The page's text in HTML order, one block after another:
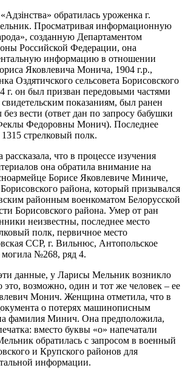
обратилась уроженка г.
Просматривая информационную
созданную Департаментом
Российской Федерации, она
информацию в отношении
Яковлевича Монича, 1904 г.р.,
Оздятичского сельсовета Борисовского
г. он был призван передовыми частями
показаниям, был ранен
вести (ответ дан по запросу бабушки
Федоровны Монич). Последнее
стрелковый полк.
что в процессе изучения
она обратила внимание на
Борисе Яковлевиче Миниче,
района, который призывался
районным военкоматом Белорусской
Борисовского района. Умер от ран
неизвестны, последнее место
полк, первичное место
ССР, г. Вильнюс, Антопольское
могила №268, ряд 4.
данные, у Ларисы Мельник возникло
это, возможно, один и тот же человек – ее
Монич. Женщина отметила, что в
о потерях машинописным
фамилия Минич. Она предположила,
вместо буквы «о» напечатали
обратилась с запросом в военный
и Крупского районов для
информации.